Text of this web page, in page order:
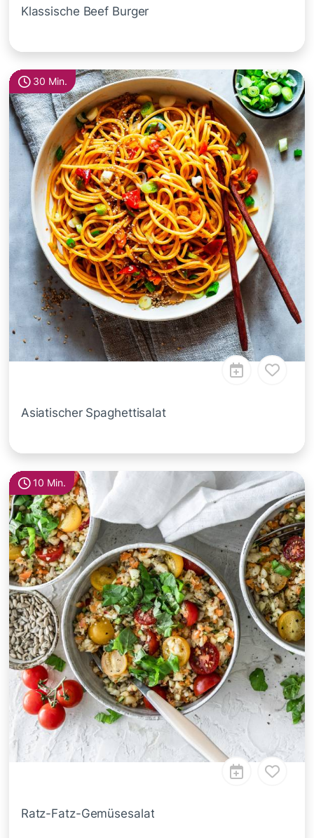
Klassische Beef Burger
30 Min.
Asiatischer Spaghettisalat
10 Min.
Ratz-Fatz-Gemüsesalat